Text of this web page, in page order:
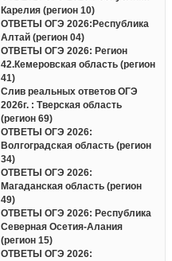
Карелия (регион 10)
ОТВЕТЫ ОГЭ 2026:Республика
Алтай (регион 04)
ОТВЕТЫ ОГЭ 2026: Регион
42.Кемеровская область (регион
41)
Слив реальных ответов ОГЭ
2026г. : Тверская область
(регион 69)
ОТВЕТЫ ОГЭ 2026:
Волгоградская область (регион
34)
ОТВЕТЫ ОГЭ 2026:
Магаданская область (регион
49)
ОТВЕТЫ ОГЭ 2026: Республика
Северная Осетия-Алания
(регион 15)
ОТВЕТЫ ОГЭ 2026: